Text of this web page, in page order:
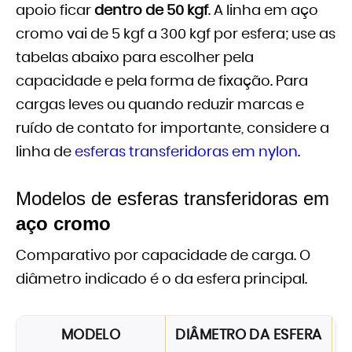
apoio ficar dentro de 50 kgf. A linha em aço
cromo vai de 5 kgf a 300 kgf por esfera; use as
tabelas abaixo para escolher pela
capacidade e pela forma de fixação. Para
cargas leves ou quando reduzir marcas e
ruído de contato for importante, considere a
linha de esferas transferidoras em nylon.
Modelos de esferas transferidoras em
aço cromo
Comparativo por capacidade de carga. O
diâmetro indicado é o da esfera principal.
MODELO DIÂMETRO DA ESFERA